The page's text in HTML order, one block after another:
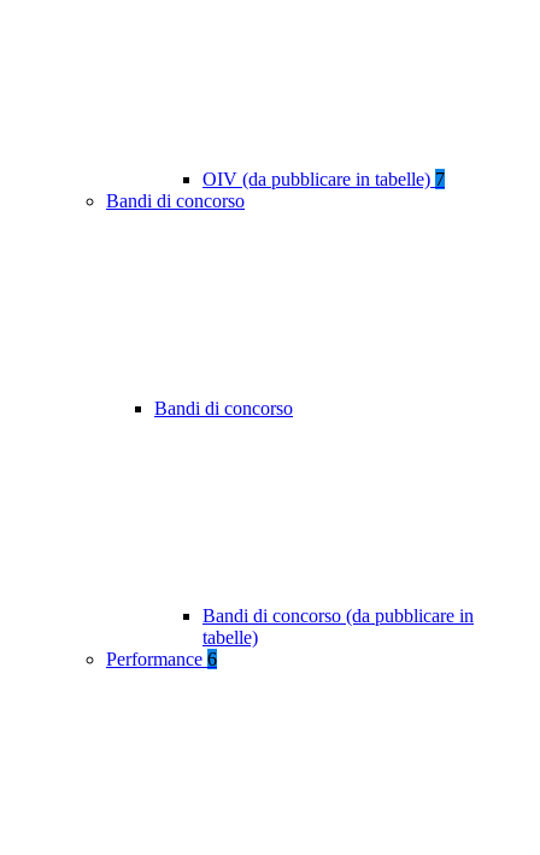
OIV (da pubblicare in tabelle) 7
Bandi di concorso
Bandi di concorso
Bandi di concorso (da pubblicare in
tabelle)
Performance 6